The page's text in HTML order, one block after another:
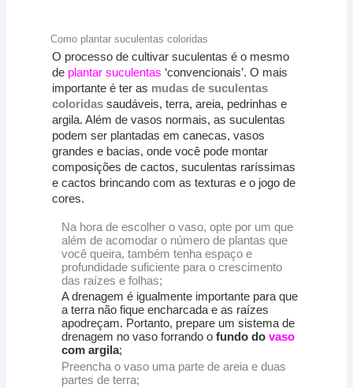
Como plantar suculentas coloridas
O processo de cultivar suculentas é o mesmo
de plantar suculentas ‘convencionais’. O mais
importante é ter as mudas de suculentas
coloridas saudáveis, terra, areia, pedrinhas e
argila. Além de vasos normais, as suculentas
podem ser plantadas em canecas, vasos
grandes e bacias, onde você pode montar
composições de cactos, suculentas raríssimas
e cactos brincando com as texturas e o jogo de
cores.
Na hora de escolher o vaso, opte por um que
além de acomodar o número de plantas que
você queira, também tenha espaço e
profundidade suficiente para o crescimento
das raízes e folhas;
A drenagem é igualmente importante para que
a terra não fique encharcada e as raízes
apodreçam. Portanto, prepare um sistema de
drenagem no vaso forrando o fundo do vaso
com argila;
Preencha o vaso uma parte de areia e duas
partes de terra;